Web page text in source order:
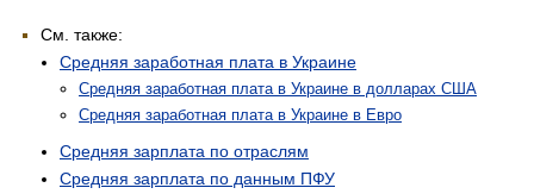
См. также:
Средняя заработная плата в Украине
Средняя заработная плата в Украине в долларах США
Средняя заработная плата в Украине в Евро
Средняя зарплата по отраслям
Средняя зарплата по данным ПФУ